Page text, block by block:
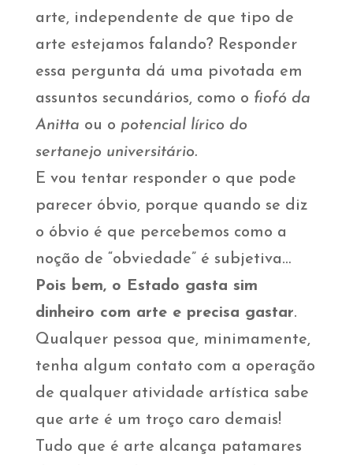
arte, independente de que tipo de
arte estejamos falando? Responder
essa pergunta dá uma pivotada em
assuntos secundários, como o fiofó da
Anitta ou o potencial lírico do
sertanejo universitário.
E vou tentar responder o que pode
parecer óbvio, porque quando se diz
o óbvio é que percebemos como a
noção de “obviedade” é subjetiva…
Pois bem, o Estado gasta sim
dinheiro com arte e precisa gastar.
Qualquer pessoa que, minimamente,
tenha algum contato com a operação
de qualquer atividade artística sabe
que arte é um troço caro demais!
Tudo que é arte alcança patamares